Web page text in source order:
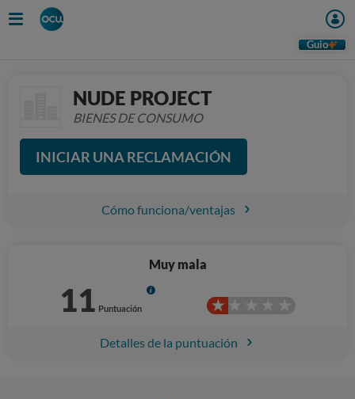
Guio
NUDE PROJECT
BIENES DE CONSUMO
INICIAR UNA RECLAMACIÓN
Cómo funciona/ventajas
Muy mala
11 Puntuación
Info
Detalles de la puntuación